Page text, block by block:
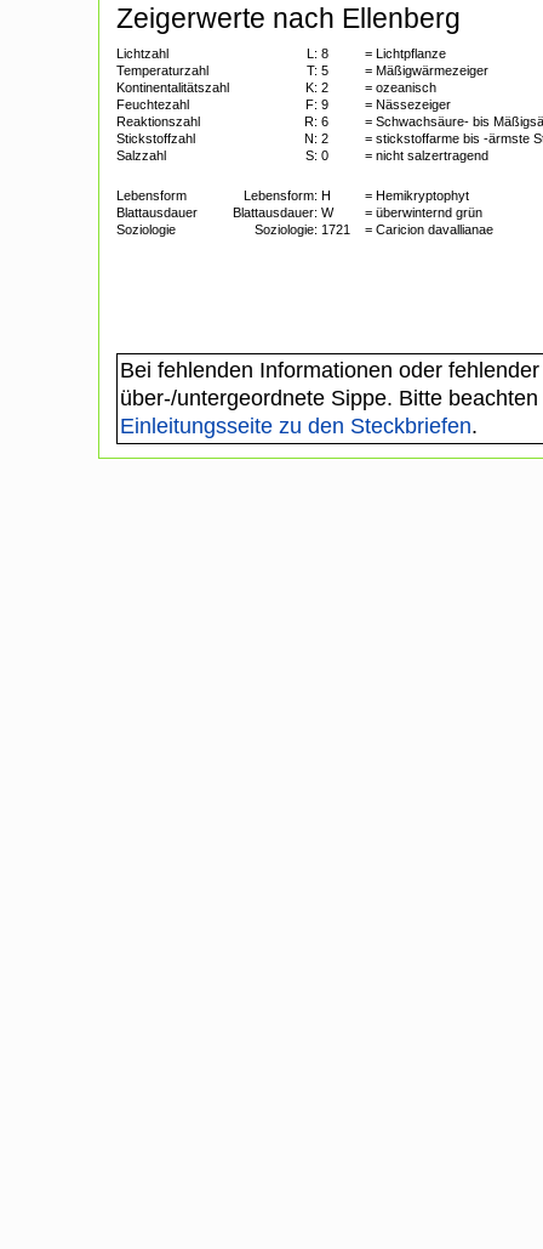
Zeigerwerte nach Ellenberg
Lichtzahl L: 8
= Lichtpflanze
Temperaturzahl
T: 5
= Mäßigwärmezeiger
Kontinentalitätszahl
K: 2
= ozeanisch
Feuchtezahl
F: 9
= Nässezeiger
Reaktionszahl
R: 6
= Schwachsäure- bis
Stickstoffzahl
N: 2
= stickstoffarme bis -ärmste
Salzzahl
S: 0 = nicht salzertragend
Lebensform Lebensform: H
= Hemikryptophyt
Blattausdauer
Blattausdauer: W
= überwinternd grün
Soziologie
Soziologie: 1721 = Caricion davallianae
Bei fehlenden Informationen oder
über-/untergeordnete Sippe. Bitte
Einleitungsseite zu den Steckbriefen.